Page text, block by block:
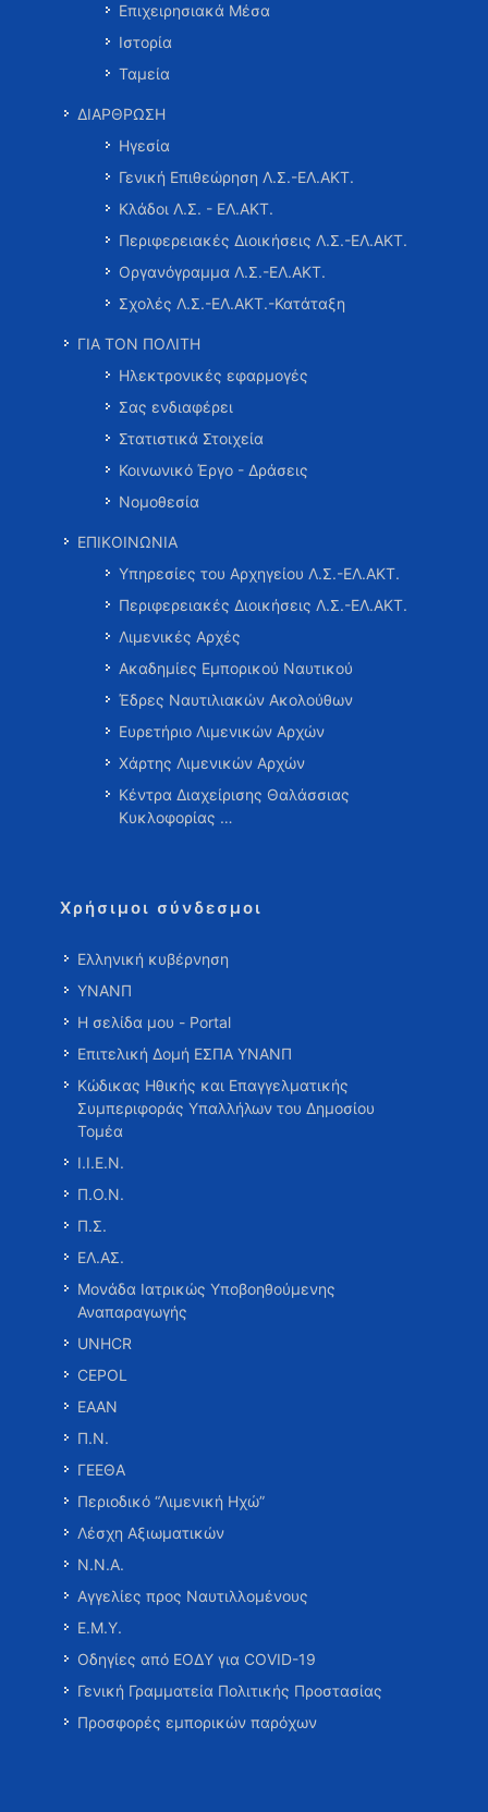
Επιχειρησιακά Μέσα
Ιστορία
Ταμεία
ΔΙΑΡΘΡΩΣΗ
Ηγεσία
Γενική Επιθεώρηση Λ.Σ.-ΕΛ.ΑΚΤ.
Κλάδοι Λ.Σ. - ΕΛ.ΑΚΤ.
Περιφερειακές Διοικήσεις Λ.Σ.-ΕΛ.ΑΚΤ.
Οργανόγραμμα Λ.Σ.-ΕΛ.ΑΚΤ.
Σχολές Λ.Σ.-ΕΛ.ΑΚΤ.-Κατάταξη
ΓΙΑ ΤΟΝ ΠΟΛΙΤΗ
Ηλεκτρονικές εφαρμογές
Σας ενδιαφέρει
Στατιστικά Στοιχεία
Κοινωνικό Έργο - Δράσεις
Νομοθεσία
ΕΠΙΚΟΙΝΩΝΙΑ
Υπηρεσίες του Αρχηγείου Λ.Σ.-ΕΛ.ΑΚΤ.
Περιφερειακές Διοικήσεις Λ.Σ.-ΕΛ.ΑΚΤ.
Λιμενικές Αρχές
Ακαδημίες Εμπορικού Ναυτικού
Έδρες Ναυτιλιακών Ακολούθων
Ευρετήριο Λιμενικών Αρχών
Χάρτης Λιμενικών Αρχών
Κέντρα Διαχείρισης Θαλάσσιας
Κυκλοφορίας …
Χρήσιμοι σύνδεσμοι
Ελληνική κυβέρνηση
ΥΝΑΝΠ
Η σελίδα μου - Portal
Επιτελική Δομή ΕΣΠΑ ΥΝΑΝΠ
Κώδικας Ηθικής και Επαγγελματικής
Συμπεριφοράς Υπαλλήλων του Δημοσίου
Τομέα
Ι.Ι.Ε.Ν.
Π.Ο.Ν.
Π.Σ.
ΕΛ.ΑΣ.
Μονάδα Ιατρικώς Υποβοηθούμενης
Αναπαραγωγής
UNHCR
CEPOL
ΕΑΑΝ
Π.Ν.
ΓΕΕΘΑ
Περιοδικό “Λιμενική Ηχώ”
Λέσχη Αξιωματικών
Ν.Ν.Α.
Αγγελίες προς Ναυτιλλομένους
Ε.Μ.Υ.
Οδηγίες από ΕΟΔΥ για COVID-19
Γενική Γραμματεία Πολιτικής Προστασίας
Προσφορές εμπορικών παρόχων